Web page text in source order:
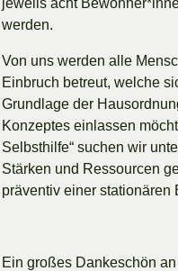
werden.
Von uns werden alle
Einbruch betreut, welche
Grundlage der
Konzeptes einlassen
Selbsthilfe“ suchen wir
Stärken und Ressourcen
präventiv einer stationären
Ein großes Dankeschön